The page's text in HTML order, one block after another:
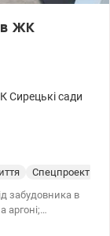
в ЖК
Сирецькі сади
Спецпроект
аргоні;